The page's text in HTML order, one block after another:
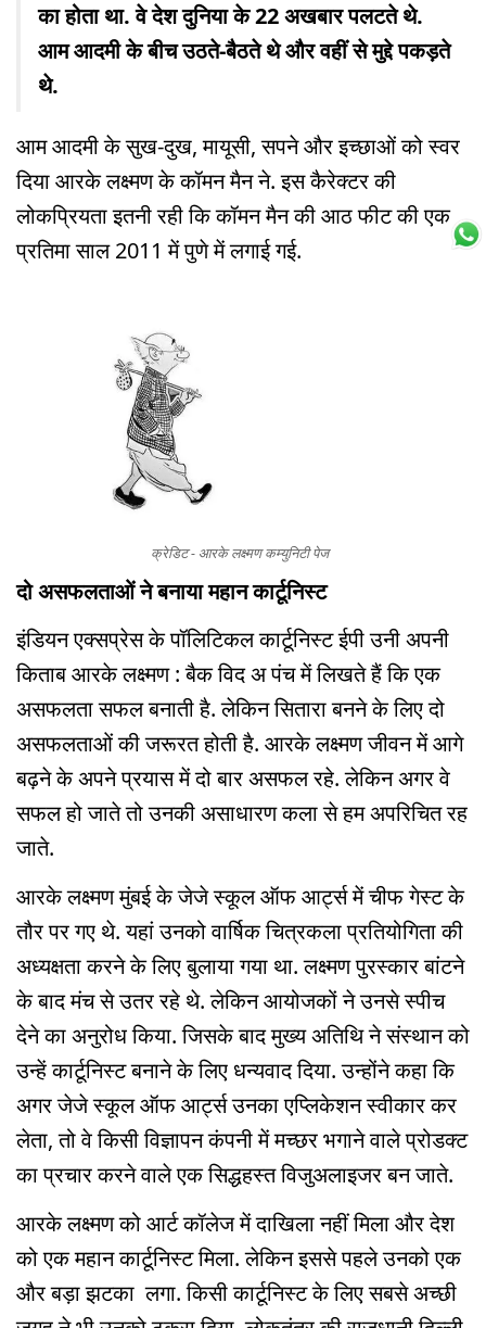
का होता था. वे देश दुनिया के 22 अखबार पलटते थे.
आम आदमी के बीच उठते-बैठते थे और वहीं से मुद्दे पकड़ते
थे.
आम आदमी के सुख-दुख, मायूसी, सपने और इच्छाओं को स्वर
दिया आरके लक्ष्मण के कॉमन मैन ने. इस कैरेक्टर की
लोकप्रियता इतनी रही कि कॉमन मैन की आठ फीट की एक
प्रतिमा साल 2011 में पुणे में लगाई गई.
क्रेडिट - आरके लक्ष्मण कम्युनिटी पेज
दो असफलताओं ने बनाया महान कार्टूनिस्ट
इंडियन एक्सप्रेस के पॉलिटिकल कार्टूनिस्ट ईपी उनी अपनी
किताब आरके लक्ष्मण : बैक विद अ पंच में लिखते हैं कि एक
असफलता सफल बनाती है. लेकिन सितारा बनने के लिए दो
असफलताओं की जरूरत होती है. आरके लक्ष्मण जीवन में आगे
बढ़ने के अपने प्रयास में दो बार असफल रहे. लेकिन अगर वे
सफल हो जाते तो उनकी असाधारण कला से हम अपरिचित रह
जाते.
आरके लक्ष्मण मुंबई के जेजे स्कूल ऑफ आर्ट्स में चीफ गेस्ट के
तौर पर गए थे. यहां उनको वार्षिक चित्रकला प्रतियोगिता की
अध्यक्षता करने के लिए बुलाया गया था. लक्ष्मण पुरस्कार बांटने
के बाद मंच से उतर रहे थे. लेकिन आयोजकों ने उनसे स्पीच
देने का अनुरोध किया. जिसके बाद मुख्य अतिथि ने संस्थान को
उन्हें कार्टूनिस्ट बनाने के लिए धन्यवाद दिया. उन्होंने कहा कि
अगर जेजे स्कूल ऑफ आर्ट्स उनका एप्लिकेशन स्वीकार कर
लेता, तो वे किसी विज्ञापन कंपनी में मच्छर भगाने वाले प्रोडक्ट
का प्रचार करने वाले एक सिद्धहस्त विजुअलाइजर बन जाते.
आरके लक्ष्मण को आर्ट कॉलेज में दाखिला नहीं मिला और देश
को एक महान कार्टूनिस्ट मिला. लेकिन इससे पहले उनको एक
और बड़ा झटका लगा. किसी कार्टूनिस्ट के लिए सबसे अच्छी